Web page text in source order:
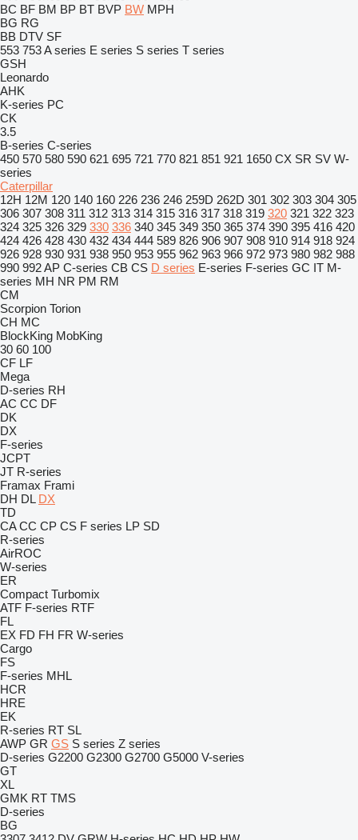
BC BF BM BP BT BVP BW MPH
BG RG
BB DTV SF
553 753A series E series S series T series
GSH
Leonardo
AHK
K-series PC
CK
3.5
B-series C-series
450 570 580 590 621 695 721 770 821 851 921 1650 CX SR SV W-
series
Caterpillar
12H 12M 120 140 160 226 236 246 259D 262D 301 302 303 304 305
306 307 308 311 312 313 314 315 316 317 318 319 320 321 322 323
324 325 326 329 330 336 340 345 349 350 365 374 390 395 416 420
424 426 428 430 432 434 444 589 826 906 907 908 910 914 918 924
926 928 930 931 938 950 953 955 962 963 966 972 973 980 982 988
990 992AP C-series CB CS D series E-series F-series GC IT M-
series MH NR PM RM
CM
Scorpion Torion
CH MC
BlockKing MobKing
30 60 100
CF LF
Mega
D-series RH
AC CC DF
DK
DX
F-series
JCPT
JT R-series
Framax Frami
DH DL DX
TD
CA CC CP CS F series LP SD
R-series
AirROC
W-series
ER
Compact Turbomix
ATF F-series RTF
FL
EX FD FH FR W-series
Cargo
FS
F-series MHL
HCR
HRE
EK
R-series RT SL
AWP GR GS S series Z series
D-series G2200 G2300 G2700 G5000 V-series
GT
XL
GMK RT TMS
D-series
BG